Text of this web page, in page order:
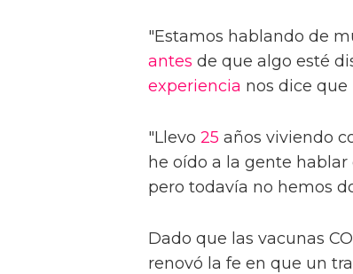
"Estamos hablando de
antes de que algo esté
experiencia nos dice que
"Llevo 25 años viviendo
he oído a la gente
pero todavía no hemos
Dado que las vacunas
renovó la fe en que un